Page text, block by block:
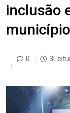
inclusão
0